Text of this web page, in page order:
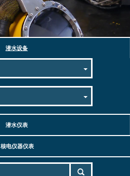
潜水设备
潜水仪表
核电仪器仪表